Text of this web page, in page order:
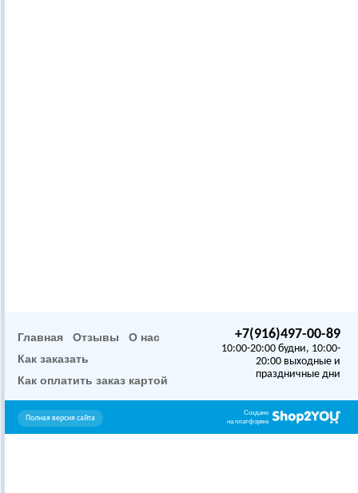
+7(916)497-00-89
10:00-20:00 будни, 10:00-
20:00 выходные и
праздничные дни
Главная Отзывы
О нас
Как заказать
Как оплатить заказ картой
Создано
на платформе
Полная версия сайта